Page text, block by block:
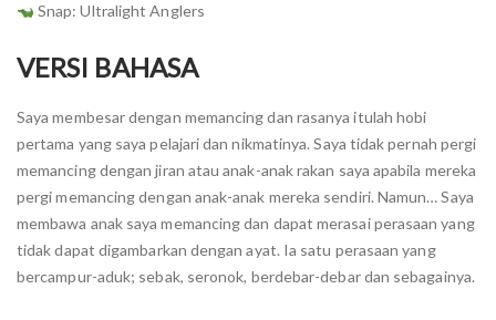
Snap: Ultralight Anglers
VERSI BAHASA
Saya membesar dengan memancing dan rasanya itulah hobi
pertama yang saya pelajari dan nikmatinya. Saya tidak pernah pergi
memancing dengan jiran atau anak-anak rakan saya apabila mereka
pergi memancing dengan anak-anak mereka sendiri. Namun… Saya
membawa anak saya memancing dan dapat merasai perasaan yang
tidak dapat digambarkan dengan ayat. Ia satu perasaan yang
bercampur-aduk; sebak, seronok, berdebar-debar dan sebagainya.